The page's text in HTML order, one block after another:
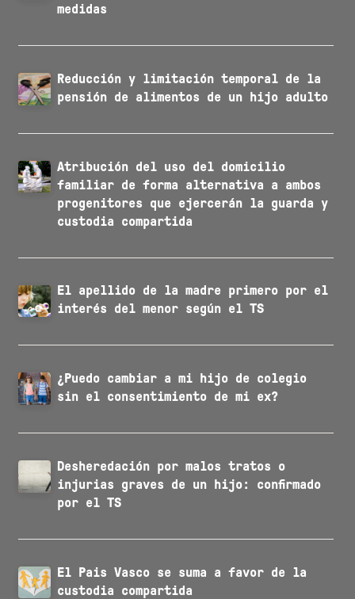
medidas
Reducción y limitación temporal de la
pensión de alimentos de un hijo adulto
Atribución del uso del domicilio
familiar de forma alternativa a ambos
progenitores que ejercerán la guarda y
custodia compartida
El apellido de la madre primero por el
interés del menor según el TS
¿Puedo cambiar a mi hijo de colegio
sin el consentimiento de mi ex?
Desheredación por malos tratos o
injurias graves de un hijo: confirmado
por el TS
El Pais Vasco se suma a favor de la
custodia compartida